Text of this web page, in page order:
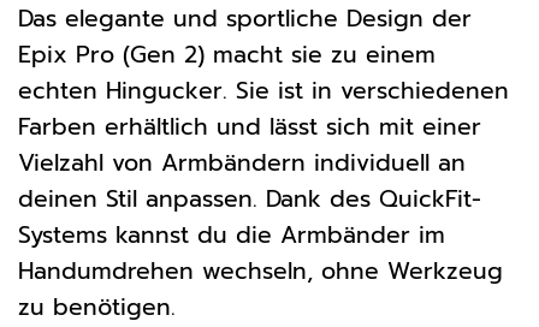
Das elegante und sportliche Design der
Epix Pro (Gen 2) macht sie zu einem
echten Hingucker. Sie ist in verschiedenen
Farben erhältlich und lässt sich mit einer
Vielzahl von Armbändern individuell an
deinen Stil anpassen. Dank des QuickFit-
Systems kannst du die Armbänder im
Handumdrehen wechseln, ohne Werkzeug
zu benötigen.